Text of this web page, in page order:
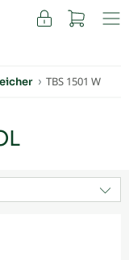
TBS 1501 W